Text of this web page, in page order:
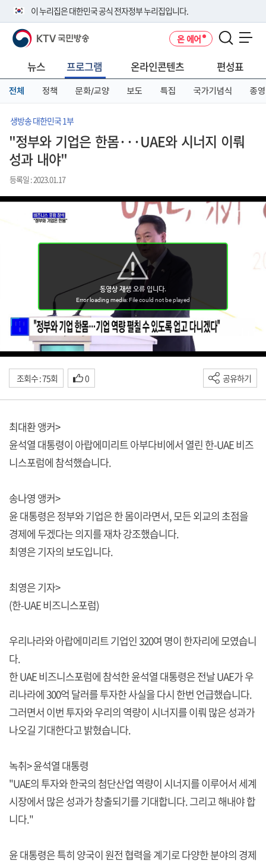
이 누리집은 대한민국 공식 전자정부 누리집입니다.
공식 누리집 주소 확인하기
니다.
이밖에 or.kr 또는 .kr등 다른 도메인 주소를 사용하고 있다면 아래 URL에
서 도메인 주소를 확인해 보세요
KTV 국민방송 온 에어
뉴스 프로그램 온라인콘텐츠 편성표
전체 정책 문화/교양 보도 특집 국가기념식 종영
생방송 대한민국 1부
"정부와 기업은 한몸···UAE와 시너지 이뤄
성과 내야"
등록일 : 2023.01.17
조회수 : 75회 0 공유하기
최대환 앵커>
윤석열 대통령이 아랍에미리트 아부다비에서 열린 한-UAE 비즈
니스포럼에 참석했습니다.
송나영 앵커>
윤 대통령은 정부와 기업은 한 몸이라면서, 모든 외교의 초점을
경제에 두겠다는 의지를 재차 강조했습니다.
최영은 기자의 보도입니다.
최영은 기자>
(한-UAE 비즈니스포럼)
우리나라와 아랍에미리트 기업인 320여 명이 한자리에 모였습니
다.
한 UAE 비즈니스포럼에 참석한 윤석열 대통령은 전날 UAE가 우
리나라에 300억 달러를 투자한 사실을 다시 한번 언급했습니다.
그러면서 이번 투자와 우리의 역량이 시너지를 이뤄 많은 성과가
나오길 기대한다고 밝혔습니다.
녹취> 윤석열 대통령
"UAE의 투자와 한국의 첨단산업 역량이 시너지를 이루어서 세계
시장에서 많은 성과가 창출되기를 기대합니다. 그리고 해내야 합
니다."
윤 대통령은 특히 양국이 원전 협력을 계기로 다양한 분야의 경제